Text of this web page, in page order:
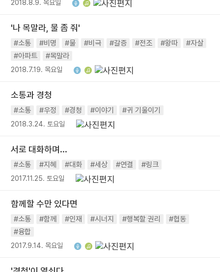
2018.8.9. 목요일
'나 목말라, 물 좀 줘'
#소통 #비명 #물 #비극 #갈증 #전조 #왕따
#자살
#아파트
#목말라
2018.7.19. 목요일
소통과 경청
#소통 #우정 #경청 #이야기 #귀 기울이기
2018.3.24. 토요일
서로 대화하며...
#소통 #지혜 #대화 #세상 #연결 #링크
2017.11.25. 토요일
함께할 수만 있다면
#소통 #함께 #인재 #시너지 #행복할 권리
#협동
#융합
2017.9.14. 목요일